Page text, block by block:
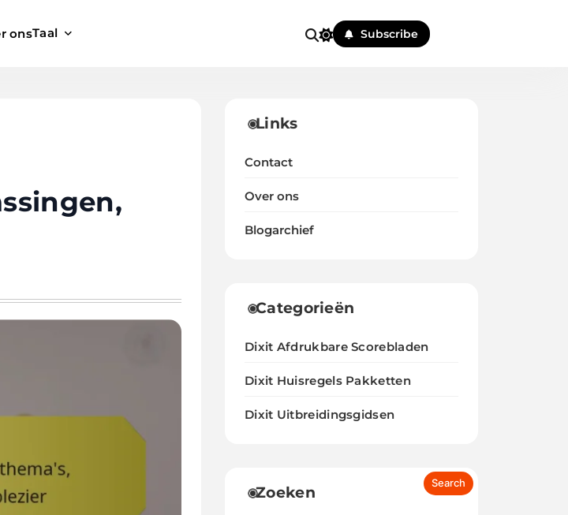
onsTaal Subscribe
Links
Contact
Over ons
Blogarchief
Categorieën
Dixit Afdrukbare Scorebladen
Dixit Huisregels Pakketten
Dixit Uitbreidingsgidsen
Zoeken